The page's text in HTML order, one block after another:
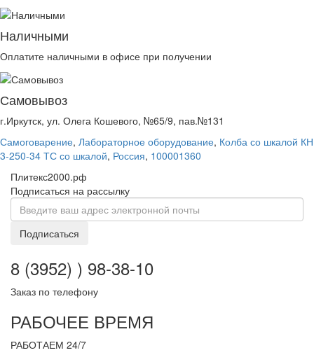
Наличными
Оплатите наличными в офисе при получении
Самовывоз
г.Иркутск, ул. Олега Кошевого, №65/9, пав.№131
Самоговарение, Лабораторное оборудование, Колба со шкалой КН
3-250-34 ТС со шкалой, Россия, 100001360
Плитекс2000.рф
Подписаться на рассылку
Подписаться
8 (3952) ) 98-38-10
Заказ по телефону
РАБОЧЕЕ ВРЕМЯ
РАБОТАЕМ 24/7